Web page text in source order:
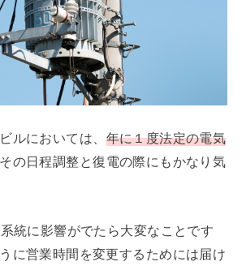
ルにおいては、 年に１度法定の電気
の日程調整と復電の際にもかなり気
統に影響がでたら大変なことです
に営業時間を変更するためには届け